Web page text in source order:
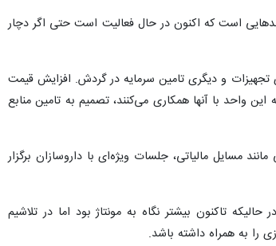
است که اکنون در حال فعالیت است حتی اگر دچار
و دیگری تامین سرمایه در گردش. افزایش قیمت
نیاز آنها به تامین نقدینگی برای ادامه فعالیت بود که در همین راستا از طریق ۲ بانک عامل که این واحد با آنها همکاری می‌کنند، تصمیم به تامین منابع
مسایل مالیاتی، جلسات ویژه‌ای با داروسازان برگزار
تاکنون بیشتر نگاه به مونتاژ بود اما در تلاشیم